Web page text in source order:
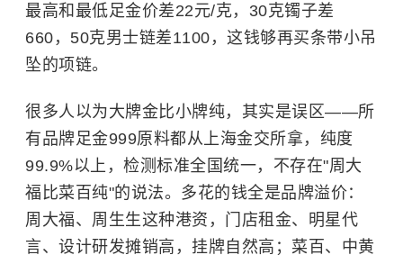
最高和最低足金价差22元/克，30克镯子差
660，50克男士链差1100，这钱够再买条带小吊
坠的项链。
很多人以为大牌金比小牌纯，其实是误区——所
有品牌足金999原料都从上海金交所拿，纯度
99.9%以上，检测标准全国统一，不存在"周大
福比菜百纯"的说法。多花的钱全是品牌溢价：
周大福、周生生这种港资，门店租金、明星代
言、设计研发摊销高，挂牌自然高；菜百、中黄